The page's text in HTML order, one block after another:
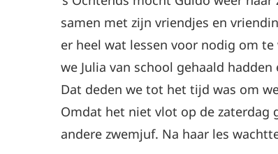
samen met zijn vriendjes en
er heel wat lessen voor nodig om
we Julia van school gehaald
Dat deden we tot het tijd was om
Omdat het niet vlot op de zaterdag
andere zwemjuf. Na haar les